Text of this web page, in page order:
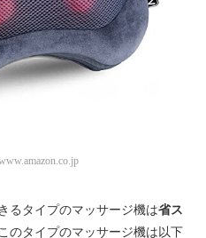
るタイプのマッサージ機は省ス
のタイプのマッサージ機は以下